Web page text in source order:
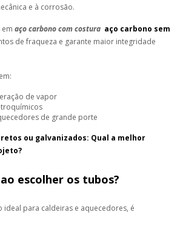
e à corrosão.
aço carbono com costura aço carbono sem
de fraqueza e garante maior integridade
de vapor
de grande porte
ou galvanizados: Qual a melhor
escolher os tubos?
para caldeiras e aquecedores, é